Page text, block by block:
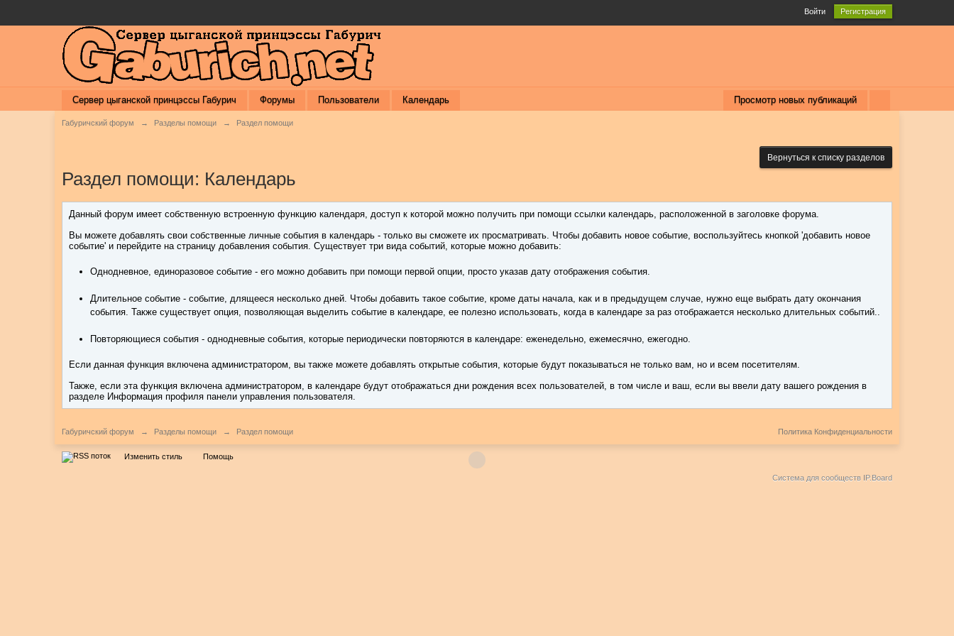
Войти Регистрация
Просмотр новых публикаций
Сервер цыганской принцэссы Габурич Форумы Пользователи Календарь
Габуричский форум → Разделы помощи → Раздел помощи
Вернуться к списку разделов
Раздел помощи: Календарь
Данный форум имеет собственную встроенную функцию календаря, доступ к которой можно получить при помощи ссылки календарь, расположенной в заголовке форума.
Вы можете добавлять свои собственные личные события в календарь - только вы сможете их просматривать. Чтобы добавить новое событие, воспользуйтесь кнопкой 'добавить новое
событие' и перейдите на страницу добавления события. Существует три вида событий, которые можно добавить:
Однодневное, единоразовое событие - его можно добавить при помощи первой опции, просто указав дату отображения события.
Длительное событие - событие, длящееся несколько дней. Чтобы добавить такое событие, кроме даты начала, как и в предыдущем случае, нужно еще выбрать дату окончания
события. Также существует опция, позволяющая выделить событие в календаре, ее полезно использовать, когда в календаре за раз отображается несколько длительных событий..
Повторяющиеся события - однодневные события, которые периодически повторяются в календаре: еженедельно, ежемесячно, ежегодно.
Если данная функция включена администратором, вы также можете добавлять открытые события, которые будут показываться не только вам, но и всем посетителям.
Также, если эта функция включена администратором, в календаре будут отображаться дни рождения всех пользователей, в том числе и ваш, если вы ввели дату вашего рождения в
разделе Информация профиля панели управления пользователя.
Габуричский форум → Разделы помощи → Раздел помощи Политика Конфиденциальности
Изменить стиль Помощь
Система для сообществ IP.Board